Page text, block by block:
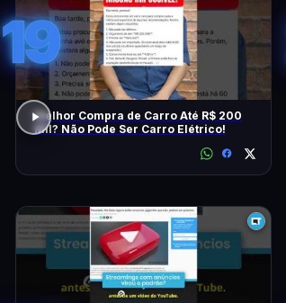
19
Melhor Compra de Carro Até R$ 200
Mil? Não Pode Ser Carro Elétrico!